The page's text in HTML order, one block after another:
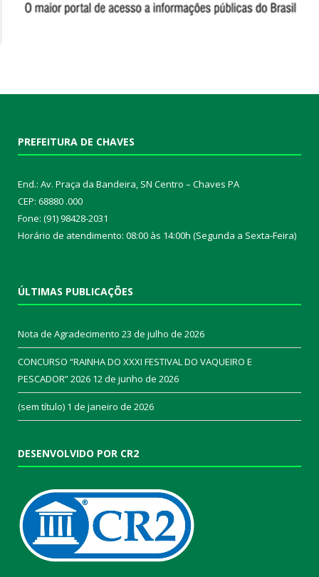
PREFEITURA DE CHAVES
End.: Av. Praça da Bandeira, SN Centro – Chaves PA
CEP: 68880 .000
Fone: (91) 98428-2031
Horário de atendimento: 08:00 às 14:00h (Segunda a Sexta-Feira)
ÚLTIMAS PUBLICAÇÕES
Nota de Agradecimento 23 de julho de 2026
CONCURSO “RAINHA DO XXXI FESTIVAL DO VAQUEIRO E
PESCADOR” 2026 12 de junho de 2026
(sem título) 1 de janeiro de 2026
DESENVOLVIDO POR CR2